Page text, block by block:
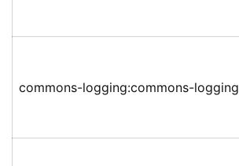
commons-logging:commons-logging